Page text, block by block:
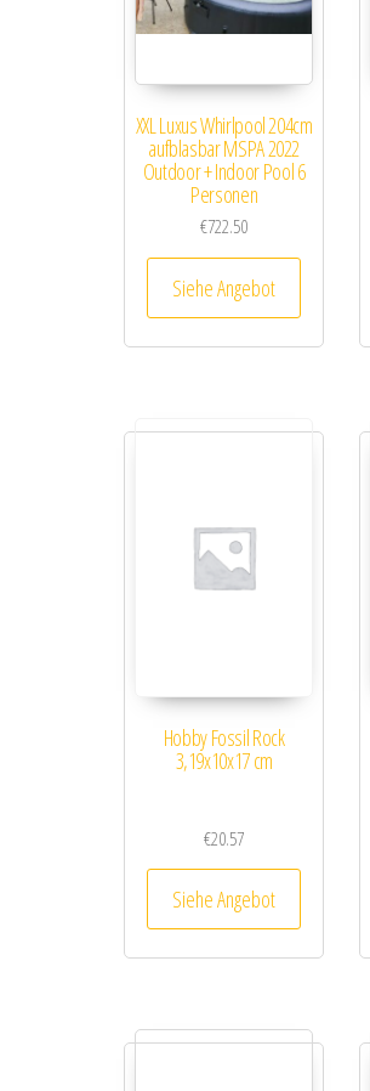
XXL Luxus Whirlpool 204cm
aufblasbar MSPA 2022
Outdoor + Indoor Pool 6
Personen
€722.50
Siehe Angebot
Hobby Fossil Rock
3,19x10x17 cm
€20.57
Siehe Angebot